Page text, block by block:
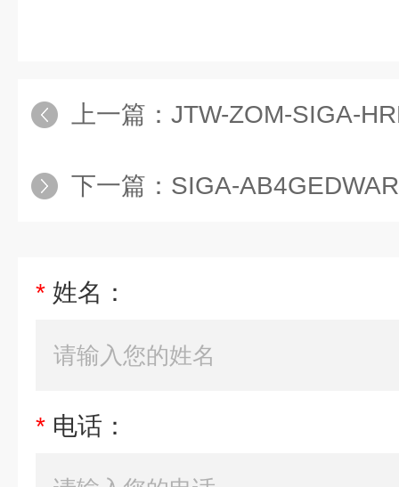
上一篇： JTW-ZOM-SIGA-
下一篇： SIGA-
* 姓名：
* 电话：